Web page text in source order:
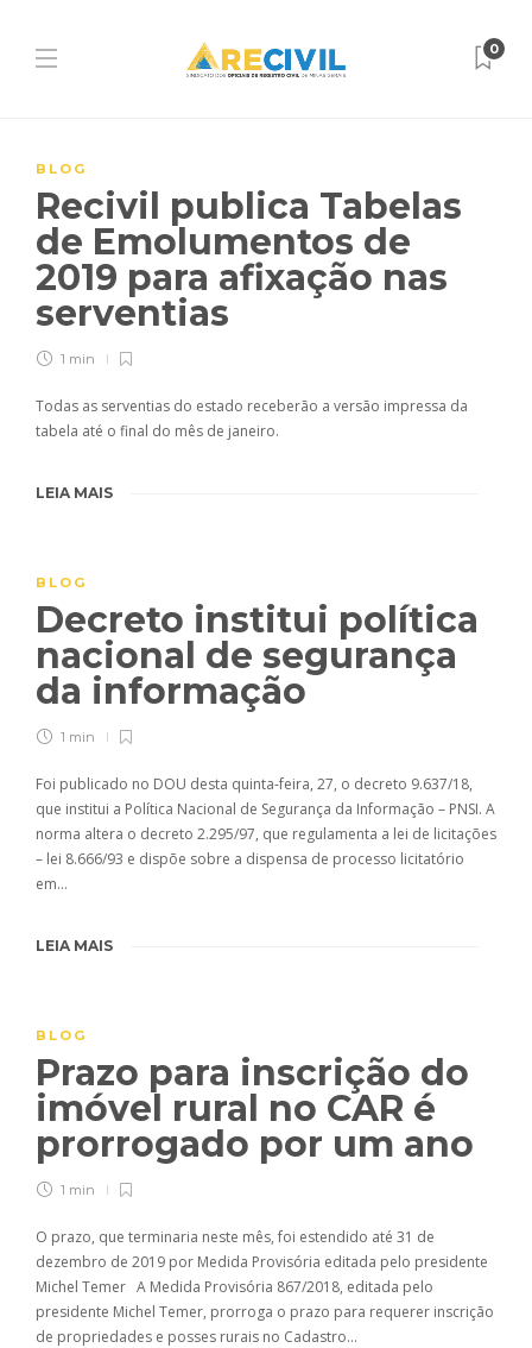
0
BLOG
Recivil publica Tabelas
de Emolumentos de
2019 para afixação nas
serventias
1 min
Todas as serventias do estado receberão a versão impressa da
tabela até o final do mês de janeiro.
LEIA MAIS
BLOG
Decreto institui política
nacional de segurança
da informação
1 min
Foi publicado no DOU desta quinta-feira, 27, o decreto 9.637/18,
que institui a Política Nacional de Segurança da Informação – PNSI. A
norma altera o decreto 2.295/97, que regulamenta a lei de licitações
– lei 8.666/93 e dispõe sobre a dispensa de processo licitatório
em…
LEIA MAIS
BLOG
Prazo para inscrição do
imóvel rural no CAR é
prorrogado por um ano
1 min
O prazo, que terminaria neste mês, foi estendido até 31 de
dezembro de 2019 por Medida Provisória editada pelo presidente
Michel Temer A Medida Provisória 867/2018, editada pelo
presidente Michel Temer, prorroga o prazo para requerer inscrição
de propriedades e posses rurais no Cadastro…